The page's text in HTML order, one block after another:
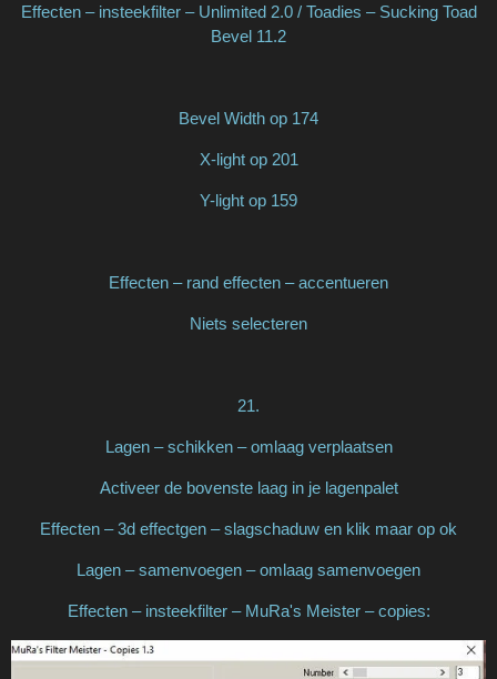
Effecten – insteekfilter – Unlimited 2.0 / Toadies – Sucking Toad
Bevel 11.2
Bevel Width op 174
X-light op 201
Y-light op 159
Effecten – rand effecten – accentueren
Niets selecteren
21.
Lagen – schikken – omlaag verplaatsen
Activeer de bovenste laag in je lagenpalet
Effecten – 3d effectgen – slagschaduw en klik maar op ok
Lagen – samenvoegen – omlaag samenvoegen
Effecten – insteekfilter – MuRa's Meister – copies: